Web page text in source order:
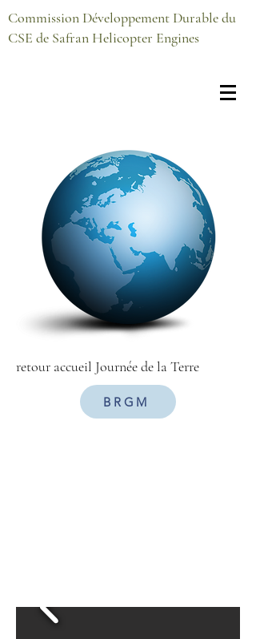
Commission Développement Durable du
CSE de Safran Helicopter Engines
retour accueil Journée de la Terre
BRGM